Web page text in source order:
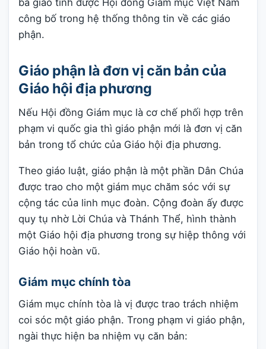
ba giáo tỉnh được Hội đồng Giám mục Việt Nam
công bố trong hệ thống thông tin về các giáo
phận.
Giáo phận là đơn vị căn bản của
Giáo hội địa phương
Nếu Hội đồng Giám mục là cơ chế phối hợp trên
phạm vi quốc gia thì giáo phận mới là đơn vị căn
bản trong tổ chức của Giáo hội địa phương.
Theo giáo luật, giáo phận là một phần Dân Chúa
được trao cho một giám mục chăm sóc với sự
cộng tác của linh mục đoàn. Cộng đoàn ấy được
quy tụ nhờ Lời Chúa và Thánh Thể, hình thành
một Giáo hội địa phương trong sự hiệp thông với
Giáo hội hoàn vũ.
Giám mục chính tòa
Giám mục chính tòa là vị được trao trách nhiệm
coi sóc một giáo phận. Trong phạm vi giáo phận,
ngài thực hiện ba nhiệm vụ căn bản: